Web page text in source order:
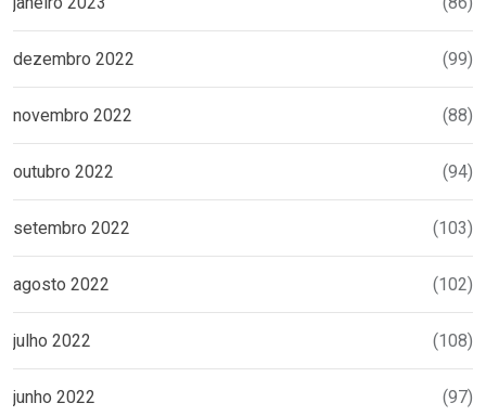
dezembro 2022 (99)
novembro 2022 (88)
outubro 2022 (94)
setembro 2022 (103)
agosto 2022 (102)
julho 2022 (108)
junho 2022 (97)